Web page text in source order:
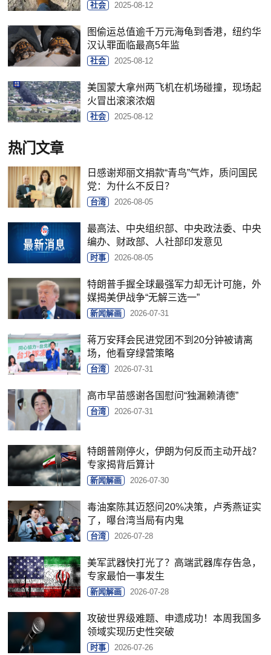
社会 2025-08-12
图偷运总值逾千万元海龟到香港，纽约华
汉认罪面临最高5年监
社会 2025-08-12
美国蒙大拿州两飞机在机场碰撞，现场起
火冒出滚滚浓烟
社会 2025-08-12
热门文章
日感谢郑丽文捐款“青鸟”气炸，质问国民
党：为什么不反日？
台湾 2026-08-05
最高法、中央组织部、中央政法委、中央
编办、财政部、人社部印发意见
时事 2026-08-05
特朗普手握全球最强军力却无计可施，外
媒揭美伊战争“无解三选一”
新闻解画 2026-07-31
蒋万安拜会民进党团不到20分钟被请离
场，他看穿绿营策略
台湾 2026-07-31
高市早苗感谢各国慰问“独漏赖清德”
台湾 2026-07-31
特朗普刚停火，伊朗为何反而主动开战？
专家揭背后算计
新闻解画 2026-07-30
毒油案陈其迈怒问20%决策，卢秀燕证实
了，曝台湾当局有内鬼
台湾 2026-07-28
美军武器快打光了？高端武器库存告急，
专家最怕一事发生
新闻解画 2026-07-28
攻破世界级难题、申遗成功！本周我国多
领域实现历史性突破
时事 2026-07-26